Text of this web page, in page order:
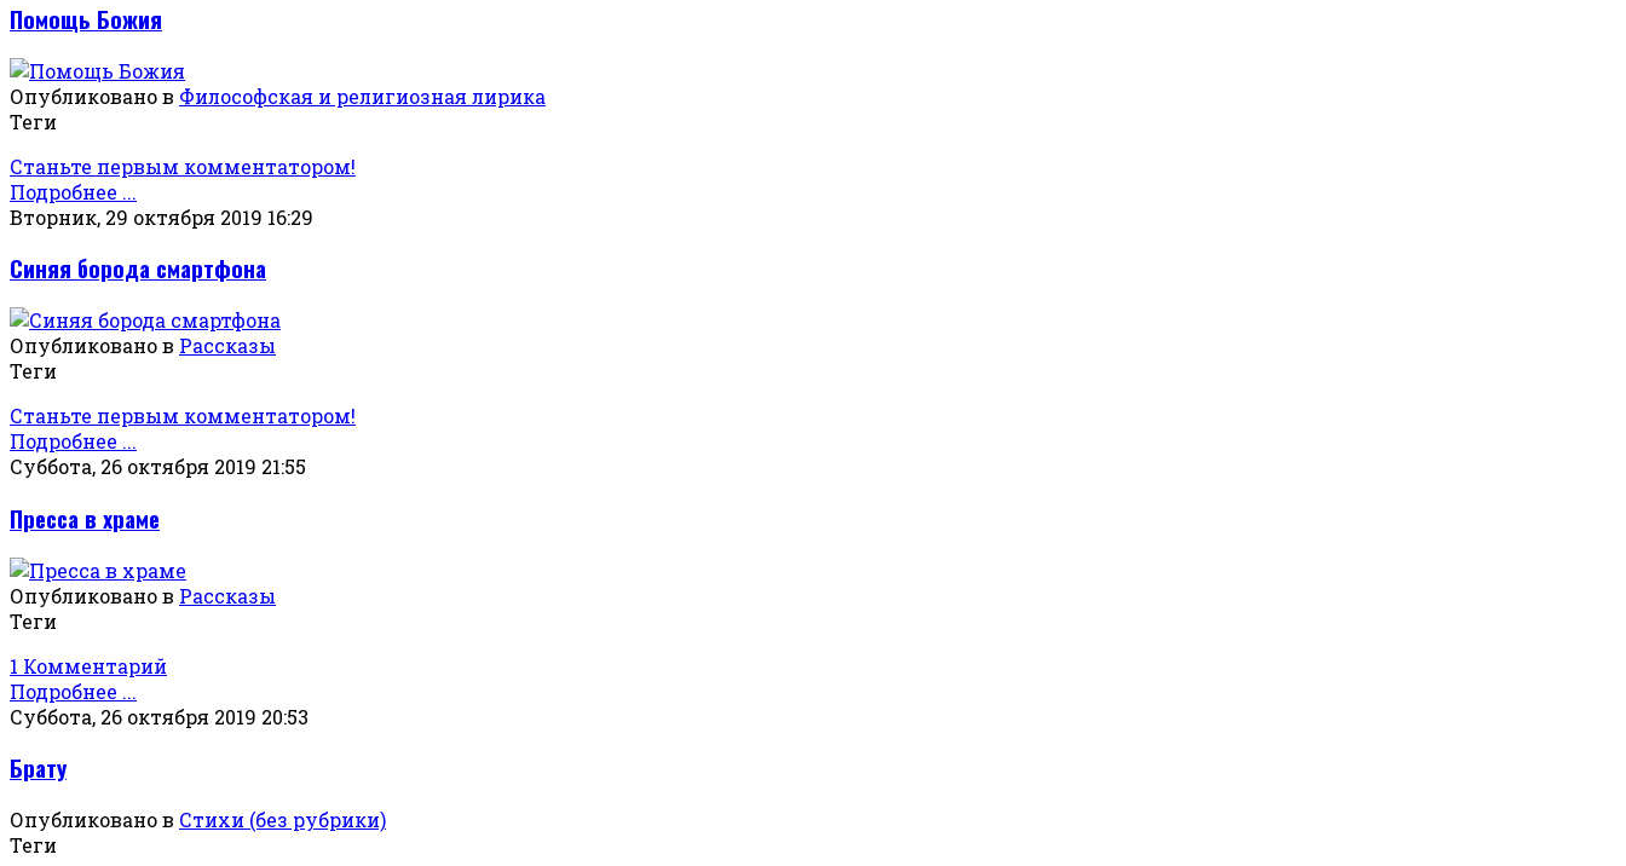
Помощь Божия
Опубликовано в Философская и религиозная лирика
Теги
Станьте первым комментатором!
Подробнее ...
Вторник, 29 октября 2019 16:29
Синяя борода смартфона
Опубликовано в Рассказы
Теги
Станьте первым комментатором!
Подробнее ...
Суббота, 26 октября 2019 21:55
Пресса в храме
Опубликовано в Рассказы
Теги
1 Комментарий
Подробнее ...
Суббота, 26 октября 2019 20:53
Брату
Опубликовано в Стихи (без рубрики)
Теги